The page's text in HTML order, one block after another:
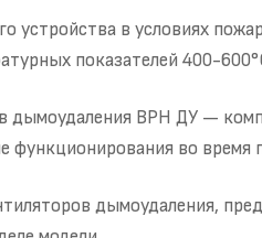
устройства в условиях
показателей 400-
дымоудаления ВРН ДУ —
функционирования во время
дымоудаления,